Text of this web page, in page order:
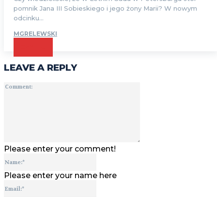
pomnik Jana III Sobieskiego i jego żony Marii? W nowym
odcinku...
MGRELEWSKI
LEAVE A REPLY
Please enter your comment!
Please enter your name here